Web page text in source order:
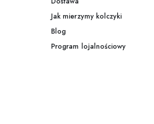
Jak mierzymy kolczyki
Blog
Program lojalnościowy